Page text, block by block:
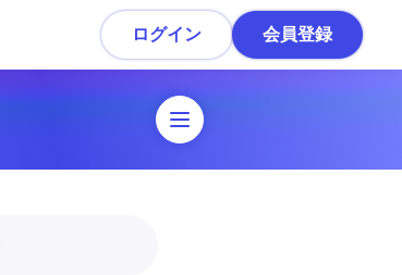
ログイン 会員登録